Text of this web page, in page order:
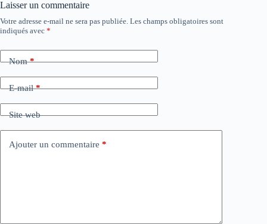
Laisser un commentaire
Votre adresse e-mail ne sera pas publiée. Les champs obligatoires sont
indiqués avec *
Nom*
E-mail*
Site web
Ajouter un commentaire *